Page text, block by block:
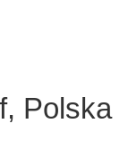
Polska